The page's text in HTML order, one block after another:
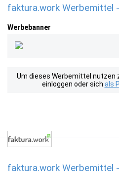
faktura.work Werbemittel
Werbebanner
Um dieses Werbemittel nutzen
einloggen oder sich als
faktura.work Werbemittel